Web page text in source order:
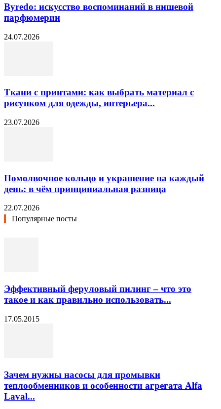
Byredo: искусство воспоминаний в нишевой
парфюмерии
24.07.2026
Ткани с принтами: как выбрать материал с
рисунком для одежды, интерьера...
23.07.2026
Помолвочное кольцо и украшение на каждый
день: в чём принципиальная разница
22.07.2026
Популярные посты
Эффективный феруловый пилинг – что это
такое и как правильно использовать...
17.05.2015
Зачем нужны насосы для промывки
теплообменников и особенности агрегата Alfa
Laval...